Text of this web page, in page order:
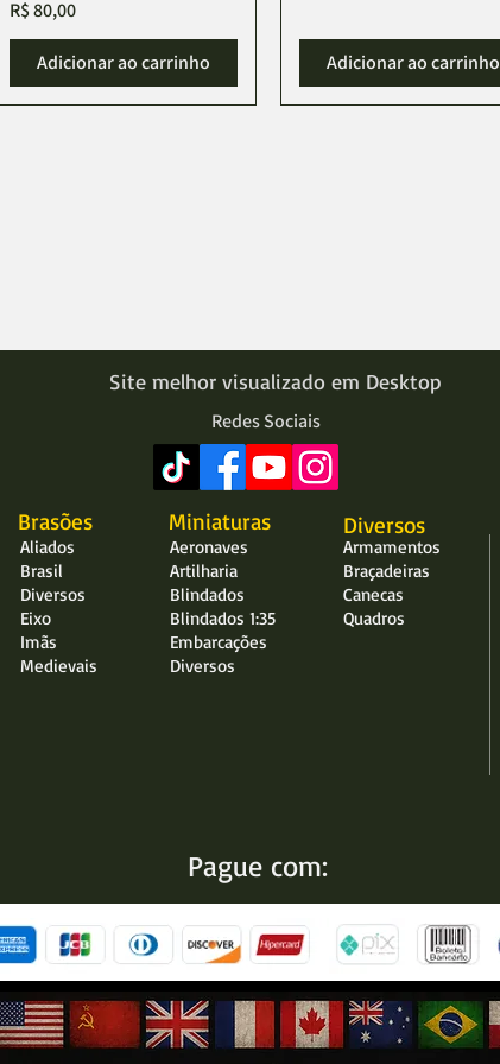
Preço
R$ 80,00
Adicionar ao carrinho Adicionar ao carrinho
Site melhor visualizado em Desktop
Redes Sociais
Brasões Miniaturas Diversos
Aliados
Brasil
Diversos
Eixo
Imãs
Medievais
Aeronaves
Artilharia
Blindados
Blindados 1:35
Embarcações
Diversos
Armamentos
Braçadeiras
Canecas
Quadros
Pague com: